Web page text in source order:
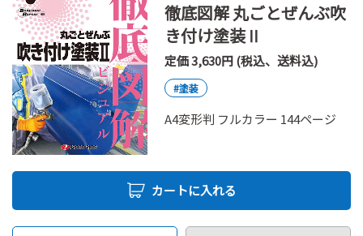
徹底図解 丸ごとぜんぶ吹
き付け塗装Ⅱ
定価 3,630円 (税込、送料込)
#塗装
A4変形判 フルカラー 144ページ
カートに入れる